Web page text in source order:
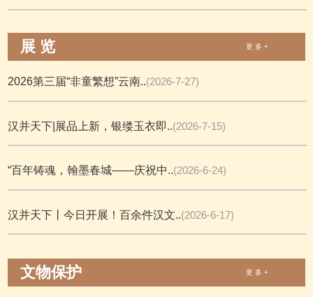
展 览 更 多 +
2026第三届“非童繁想”云南..(2026-7-27)
汉并天下|展品上新，银缕玉衣即..(2026-7-15)
“百年铸魂，翰墨春城——庆祝中..(2026-6-24)
汉并天下丨今日开展！百余件汉文..(2026-6-17)
文物保护 更 多 +